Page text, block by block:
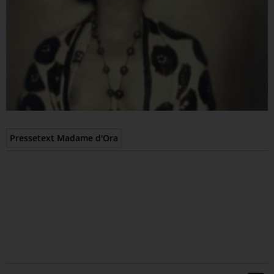
Epaper
Pressetext Madame d'Ora